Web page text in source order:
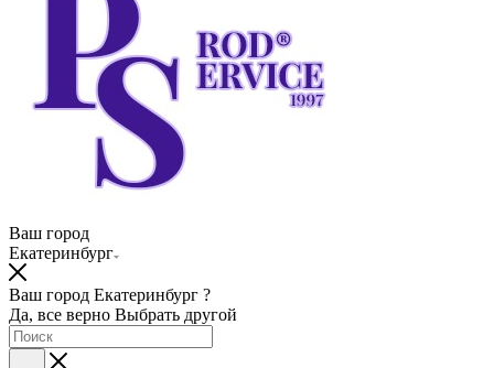
Ваш город
Екатеринбург
Ваш город Екатеринбург ?
Да, все верно Выбрать другой